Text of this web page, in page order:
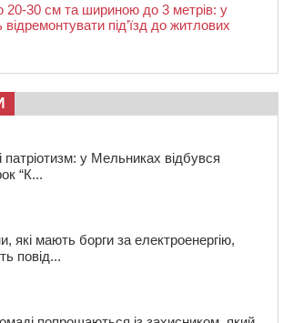
20-30 см та шириною до 3 метрів: у
під’їзд до житлових
патріотизм: у Мельниках відбувся
“К...
які мають борги за електроенергію,
повід...